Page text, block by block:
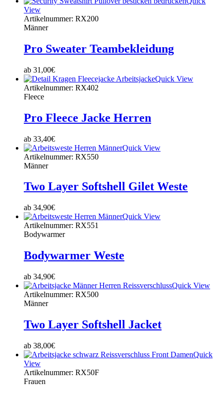
View
Artikelnummer: RX200
Männer
Pro Sweater Teambekleidung
ab 31,00€
Quick View
Artikelnummer: RX402
Fleece
Pro Fleece Jacke Herren
ab 33,40€
Quick View
Artikelnummer: RX550
Männer
Two Layer Softshell Gilet Weste
ab 34,90€
Quick View
Artikelnummer: RX551
Bodywarmer
Bodywarmer Weste
ab 34,90€
Quick View
Artikelnummer: RX500
Männer
Two Layer Softshell Jacket
ab 38,00€
Quick
View
Artikelnummer: RX50F
Frauen